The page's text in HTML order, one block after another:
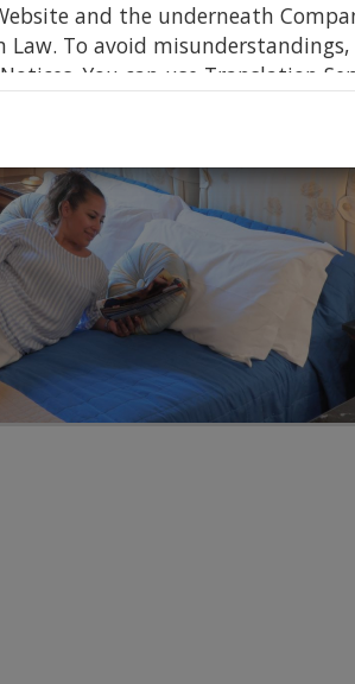
and the underneath
Law. To avoid
You can use Translation
to translate this document
to your own language, for your
In any case of disputes /
version of this document will
estesa sull'utilizzo
sito Web
informativa sui Cookie (di seguito “Informativa
le modalità di utilizzo nonché di fornire
lo si desidera, i cookie presenti su questo Sito
del Titolare del trattamento dei dati (di seguito
i dati personali degli utenti (di seguito
device dell’utente (computer, tablet,